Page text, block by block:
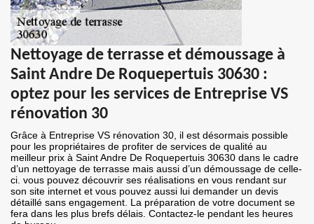
Nettoyage de terrasse et démoussage à
Saint Andre De Roquepertuis 30630 :
optez pour les services de Entreprise VS
rénovation 30
Grâce à Entreprise VS rénovation 30, il est désormais possible
pour les propriétaires de profiter de services de qualité au
meilleur prix à Saint Andre De Roquepertuis 30630 dans le cadre
d’un nettoyage de terrasse mais aussi d’un démoussage de celle-
ci. vous pouvez découvrir ses réalisations en vous rendant sur
son site internet et vous pouvez aussi lui demander un devis
détaillé sans engagement. La préparation de votre document se
fera dans les plus brefs délais. Contactez-le pendant les heures